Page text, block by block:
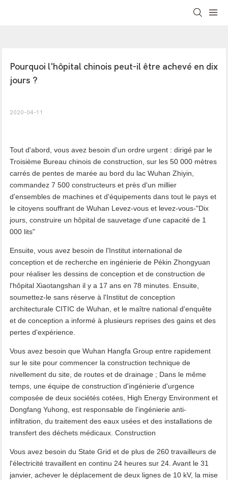
Pourquoi l'hôpital chinois peut-il être achevé en dix
jours ?
2020-04-11
Tout d'abord, vous avez besoin d'un ordre urgent : dirigé par le
Troisième Bureau chinois de construction, sur les 50 000 mètres
carrés de pentes de marée au bord du lac Wuhan Zhiyin,
commandez 7 500 constructeurs et près d'un millier
d'ensembles de machines et d'équipements dans tout le pays et
le citoyens souffrant de Wuhan Levez-vous et levez-vous-"Dix
jours, construire un hôpital de sauvetage d'une capacité de 1
000 lits"
Ensuite, vous avez besoin de l'Institut international de
conception et de recherche en ingénierie de Pékin Zhongyuan
pour réaliser les dessins de conception et de construction de
l'hôpital Xiaotangshan il y a 17 ans en 78 minutes. Ensuite,
soumettez-le sans réserve à l'Institut de conception
architecturale CITIC de Wuhan, et le maître national d'enquête
et de conception a informé à plusieurs reprises des gains et des
pertes d'expérience.
Vous avez besoin que Wuhan Hangfa Group entre rapidement
sur le site pour commencer la construction technique de
nivellement du site, de routes et de drainage ; Dans le même
temps, une équipe de construction d'ingénierie d'urgence
composée de deux sociétés cotées, High Energy Environment et
Dongfang Yuhong, est responsable de l'ingénierie anti-
infiltration, du traitement des eaux usées et des installations de
transfert des déchets médicaux. Construction
Vous avez besoin du State Grid et de plus de 260 travailleurs de
l'électricité travaillent en continu 24 heures sur 24. Avant le 31
janvier, achever le déplacement de deux lignes de 10 kV, la mise